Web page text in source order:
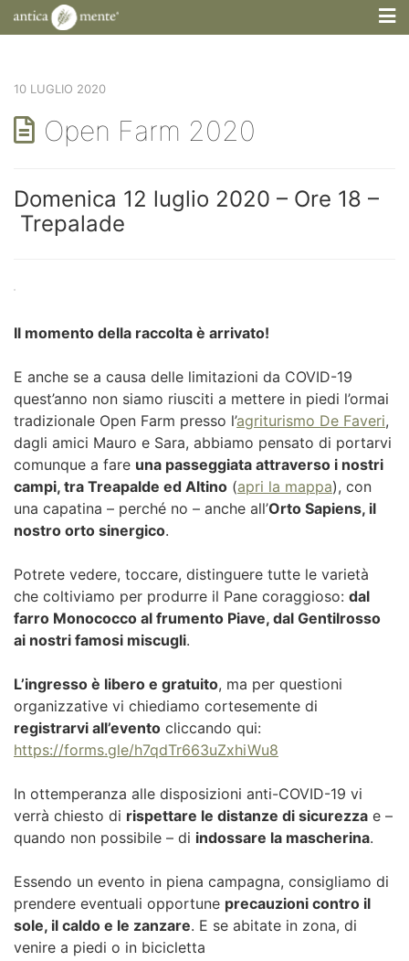
10 LUGLIO 2020
Open Farm 2020
Domenica 12 luglio 2020 – Ore 18 –
Trepalade
Il momento della raccolta è arrivato!
E anche se a causa delle limitazioni da COVID-19
quest’anno non siamo riusciti a mettere in piedi l’ormai
tradizionale Open Farm presso l’agriturismo De Faveri,
dagli amici Mauro e Sara, abbiamo pensato di portarvi
comunque a fare una passeggiata attraverso i nostri
campi, tra Treapalde ed Altino (apri la mappa), con
una capatina – perché no – anche all’Orto Sapiens, il
nostro orto sinergico.
Potrete vedere, toccare, distinguere tutte le varietà
che coltiviamo per produrre il Pane coraggioso: dal
farro Monococco al frumento Piave, dal Gentilrosso
ai nostri famosi miscugli.
L’ingresso è libero e gratuito, ma per questioni
organizzative vi chiediamo cortesemente di
registrarvi all’evento cliccando qui:
https://forms.gle/h7qdTr663uZxhiWu8
In ottemperanza alle disposizioni anti-COVID-19 vi
verrà chiesto di rispettare le distanze di sicurezza e –
quando non possibile – di indossare la mascherina.
Essendo un evento in piena campagna, consigliamo di
prendere eventuali opportune precauzioni contro il
sole, il caldo e le zanzare. E se abitate in zona, di
venire a piedi o in bicicletta